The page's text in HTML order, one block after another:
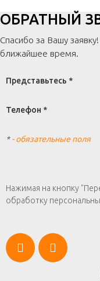
ОБРАТНЫЙ
Спасибо за Вашу
ближайшее время.
Представьтесь *
Телефон *
*- обязательные поля
Нажимая на кнопку
обработку